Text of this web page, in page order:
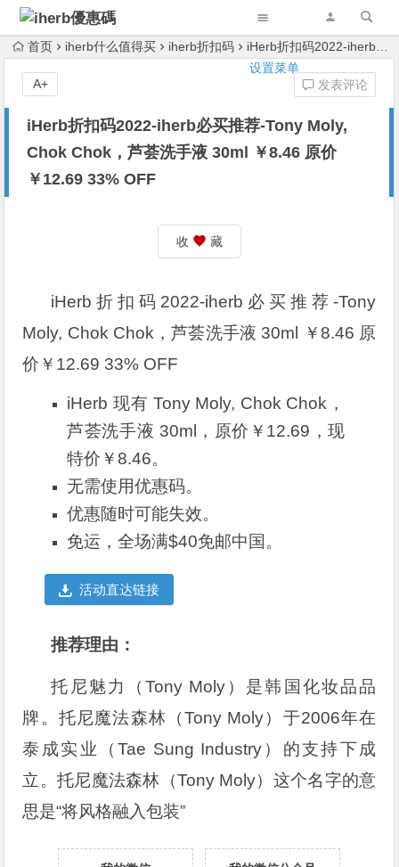
设置菜单
首页 iherb什么值得买 iherb折扣码 iHerb折扣码2022-iherb必买推荐-Tony Moly, Chok Chok，芦荟洗手液 30ml ￥8.46 原价￥12.69 33% OFF
iHerb折扣码2022-iherb必买推荐-Tony Moly,
Chok Chok，芦荟洗手液 30ml ￥8.46 原价
￥12.69 33% OFF
发表评论
A+
收 藏
iHerb折扣码2022-iherb必买推荐-Tony
Moly, Chok Chok，芦荟洗手液 30ml ￥8.46 原
价￥12.69 33% OFF
iHerb 现有 Tony Moly, Chok Chok，
芦荟洗手液 30ml，原价￥12.69，现
特价￥8.46。
无需使用优惠码。
优惠随时可能失效。
免运，全场满$40免邮中国。
活动直达链接
推荐理由：
托尼魅力（Tony Moly）是韩国化妆品品
牌。托尼魔法森林（Tony Moly）于2006年在
泰成实业（Tae Sung Industry）的支持下成
立。托尼魔法森林（Tony Moly）这个名字的意
思是“将风格融入包装”